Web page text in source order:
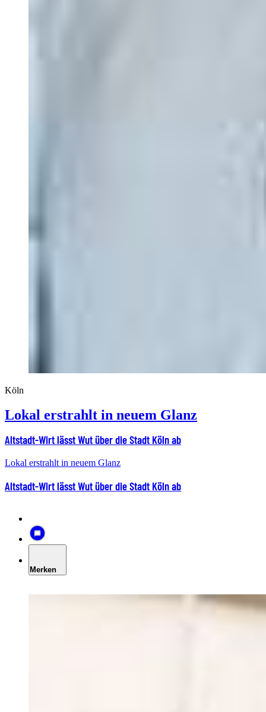
Köln
Lokal erstrahlt in neuem Glanz
Altstadt-Wirt lässt Wut über die Stadt Köln ab
Lokal erstrahlt in neuem Glanz
Altstadt-Wirt lässt Wut über die Stadt Köln ab
Merken